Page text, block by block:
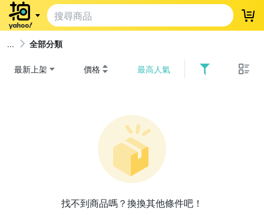
登
全部分類
最新上架 價格 最高人氣
找不到商品嗎？換換其他條件吧！